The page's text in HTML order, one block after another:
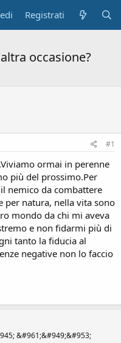
Registrati
occasione?
#1
ormai in perenne
più del prossimo.Per
nemico da combattere
natura, nella vita sono
mondo da chi mi aveva
e non fidarmi più di
tanto la fiducia al
negative non lo faccio
&#961;&#949;&#953;